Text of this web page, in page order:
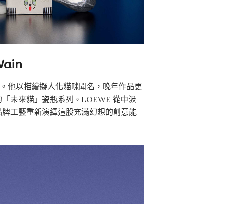
他以描繪擬人化貓咪聞名，晚年作品更
未來貓」瓷瓶系列。LOEWE 從中汲
工藝重新演繹這股充滿幻想的創意能